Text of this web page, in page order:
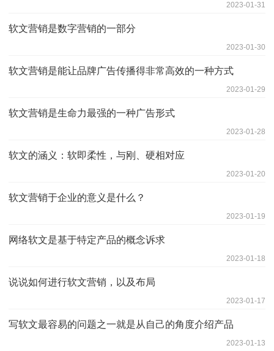
2023-01-31
软文营销是数字营销的一部分
2023-01-30
软文营销是能让品牌广告传播得非常高效的一种方式
2023-01-29
软文营销是生命力最强的一种广告形式
2023-01-28
软文的涵义：软即柔性，与刚、硬相对应
2023-01-20
软文营销于企业的意义是什么？
2023-01-19
网络软文是基于特定产品的概念诉求
2023-01-18
说说如何进行软文营销，以及布局
2023-01-17
写软文最容易的问题之一就是从自己的角度介绍产品
2023-01-13